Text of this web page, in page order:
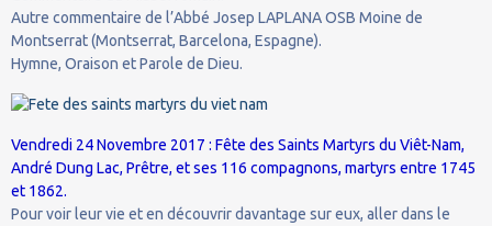
Autre commentaire de l’Abbé Josep LAPLANA OSB Moine de
Montserrat (Montserrat, Barcelona, Espagne).
Hymne, Oraison et Parole de Dieu.
Vendredi 24 Novembre 2017 : Fête des Saints Martyrs du Viêt-Nam,
André Dung Lac, Prêtre, et ses 116 compagnons, martyrs entre 1745
et 1862.
Pour voir leur vie et en découvrir davantage sur eux, aller dans le